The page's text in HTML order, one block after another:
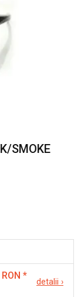
SMOKE
*
detalii ›